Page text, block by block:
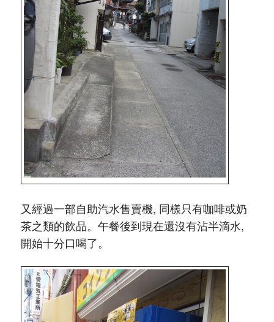
又經過一部自助汽水售賣機, 同樣只有咖啡或奶
茶之類的飲品。午餐後到現在還沒有沾半滴水,
開始十分口喝了。